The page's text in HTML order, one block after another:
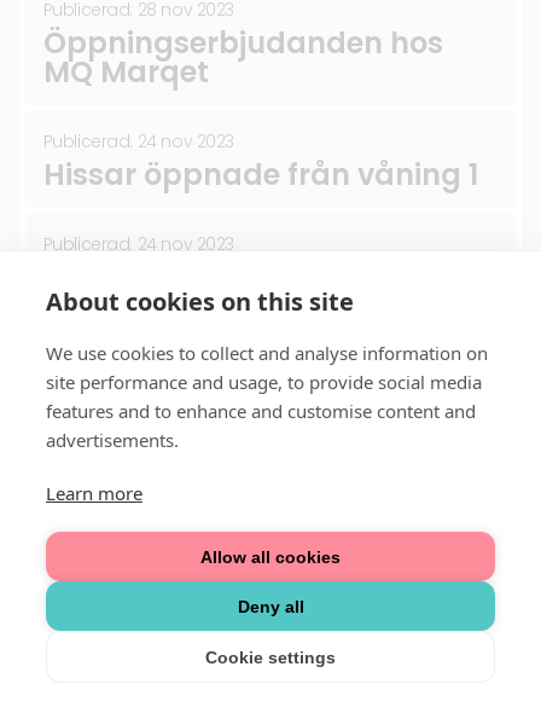
About cookies on this site
We use cookies to collect and analyse information on
site performance and usage, to provide social media
features and to enhance and customise content and
advertisements.
Learn more
Allow all cookies
Deny all
Cookie settings
Publicerad: 28 nov 2023
Öppningserbjudanden hos
MQ Marqet
Publicerad: 24 nov 2023
Hissar öppnade från våning 1
Publicerad: 24 nov 2023
Publicerad: 24 nov 2023
Julsigneringar hos
Akademibokhandeln
Hemtex flyttar till våning 3
Publicerad: 14 nov 2023
Korttidsparkering på
Golfvägen